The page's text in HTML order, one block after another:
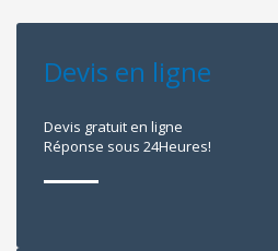
Devis en ligne
Devis gratuit en ligne
Réponse sous 24Heures!